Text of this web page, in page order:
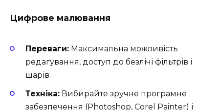
Цифрове малювання
Переваги: Максимальна можливість
редагування, доступ до безлічі фільтрів і
шарів.
Техніка: Вибирайте зручне програмне
забезпечення (Photoshop, Corel Painter) і